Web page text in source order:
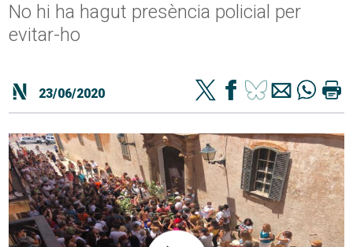
No hi ha hagut presència policial per
evitar-ho
23/06/2020